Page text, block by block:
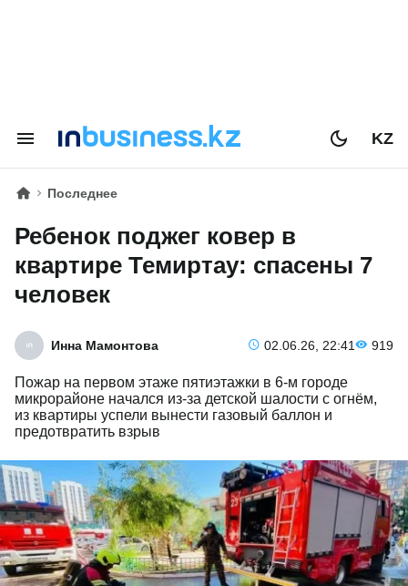
KZ
Последнее
Ребенок поджег ковер в
квартире Темиртау: спасены 7
человек
Инна Мамонтова 02.06.26, 22:41 919
Пожар на первом этаже пятиэтажки в 6-м городе
микрорайоне начался из-за детской шалости с огнём,
из квартиры успели вынести газовый баллон и
предотвратить взрыв